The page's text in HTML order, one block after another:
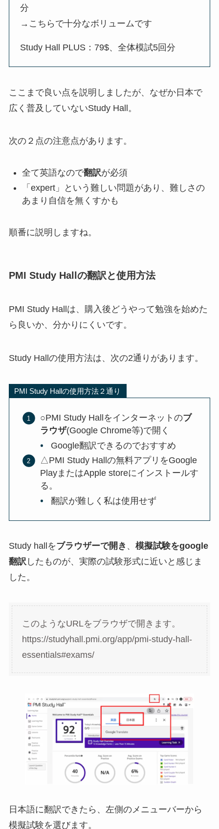
分
→こちらで十分なボリュームです
Study Hall PLUS：79$、全体模試5回分
ここまで良い点を説明しましたが、なぜか日本で
広く普及していないStudy Hall。
次の２点の注意点があります。
全て英語なので翻訳が必須
「expert」という難しい問題があり、難しさの
あまり自信を無くすかも
順番に説明しますね。
PMI Study Hallの翻訳と使用方法
PMI Study Hallは、購入後どうやって勉強を始めた
ら良いか、分かりにくいです。
Study Hallの使用方法は、次の2通りがあります。
PMI Study Hallの使用方法２通り
○PMI Study Hallをインターネットのブ
ラウザ(Google Chrome等)で開く
Google翻訳できるのでおすすめ
△PMI Study Hallの無料アプリをGoogle
PlayまたはApple storeにインストールす
る。
翻訳が難しく私は使用せず
Study hallをブラウザーで開き 、 模擬試験をgoogle
翻訳したものが、実際の試験形式に近いと感じま
した。
このようなURLをブラウザで開きます。
https://studyhall.pmi.org/app/pmi-study-hall-
essentials#exams/
日本語に翻訳できたら、左側のメニューバーから
模擬試験を選びます。